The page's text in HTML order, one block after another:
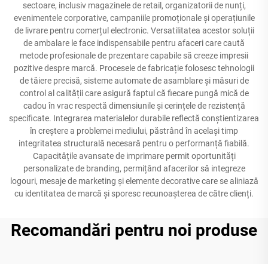
sectoare, inclusiv magazinele de retail, organizatorii de nunți,
evenimentele corporative, campaniile promoționale și operațiunile
de livrare pentru comerțul electronic. Versatilitatea acestor soluții
de ambalare le face indispensabile pentru afaceri care caută
metode profesionale de prezentare capabile să creeze impresii
pozitive despre marcă. Procesele de fabricație folosesc tehnologii
de tăiere precisă, sisteme automate de asamblare și măsuri de
control al calității care asigură faptul că fiecare pungă mică de
cadou în vrac respectă dimensiunile și cerințele de rezistență
specificate. Integrarea materialelor durabile reflectă conștientizarea
în creștere a problemei mediului, păstrând în același timp
integritatea structurală necesară pentru o performanță fiabilă.
Capacitățile avansate de imprimare permit oportunități
personalizate de branding, permițând afacerilor să integreze
logouri, mesaje de marketing și elemente decorative care se aliniază
cu identitatea de marcă și sporesc recunoașterea de către clienți.
Recomandări pentru noi produse